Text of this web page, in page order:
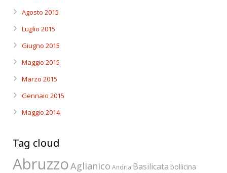
Agosto 2015
Luglio 2015
Giugno 2015
Maggio 2015
Marzo 2015
Gennaio 2015
Maggio 2014
Tag cloud
AbruzzoAglianico Andria Basilicata bollicina